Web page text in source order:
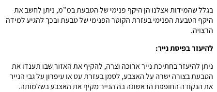
בגלל שהמידות אצלנו הן היקף פנימי של הטבעת במ”מ, ניתן לחשב את
היקף הטבעת הפנימי בעזרת הקוטר הפנימי של טבעת ובכך להגיע למידה
הרצויה.
להיעזר בפיסת נייר:
ניתן להיעזר בחתיכת נייר ארוכה וצרה, להקיף את האזור שבו תענדו את
הטבעת בצורה ישרה על האצבע, לסמן בעזרת עט או עיפרון על גבי הנייר
את הנקודה החופפת הראשונה בה הנייר מקיף את האצבע בשלמותה.